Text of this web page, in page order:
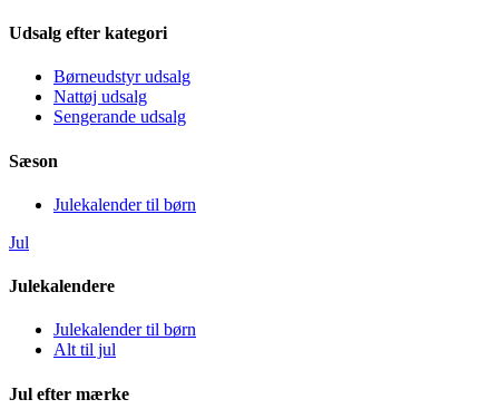
Udsalg efter kategori
Børneudstyr udsalg
Nattøj udsalg
Sengerande udsalg
Sæson
Julekalender til børn
Jul
Julekalendere
Julekalender til børn
Alt til jul
Jul efter mærke